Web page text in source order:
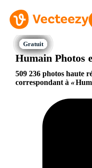
Humain Photos
509 236 photos haute
correspondant à